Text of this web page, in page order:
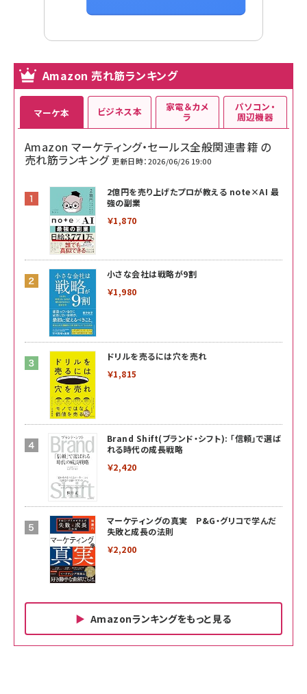
Amazon 売れ筋ランキング
マーケ本
Amazon マーケティング・セールス全般関連書籍 の
売れ筋ランキング 更新日時：2026/06/26 19:00
2億円を売り上げたプロが教える note×AI 最
強の副業
￥1,870
小さな会社は戦略が9割
￥1,980
ドリルを売るには穴を売れ
￥1,815
Brand Shift(ブランド・シフト): 「信頼」で選ば
れる時代の成長戦略
￥2,420
マーケティングの真実 P&G・グリコで学んだ
失敗と成長の法則
￥2,200
Amazonランキングをもっと見る
ビジネス本 家電＆カメ
ラ
パソコン・
周辺機器